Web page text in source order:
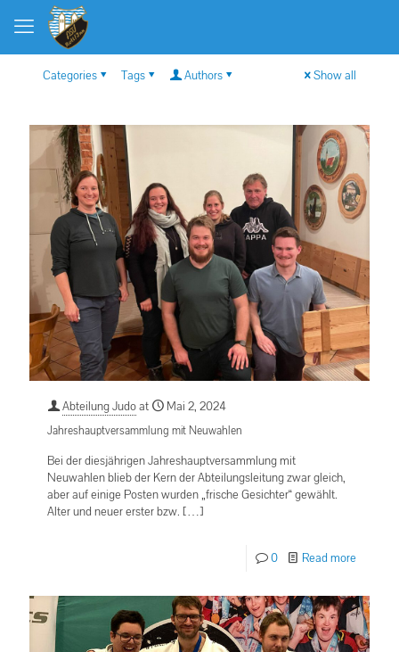
Categories Tags Authors Show all
Abteilung Judoat Mai 2, 2024
Jahreshauptversammlung mit Neuwahlen
Bei der diesjährigen Jahreshauptversammlung mit
Neuwahlen blieb der Kern der Abteilungsleitung zwar gleich,
aber auf einige Posten wurden „frische Gesichter“ gewählt.
Alter und neuer erster bzw. […]
0 Read more